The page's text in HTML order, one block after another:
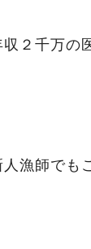
２千万の
漁師でも